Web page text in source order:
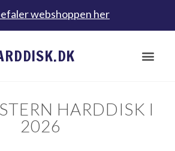
webshoppen her
HARDDISK I
2026